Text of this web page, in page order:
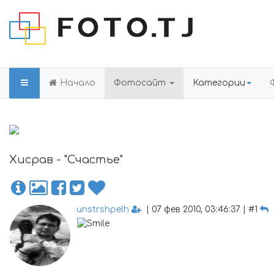
Начало Фотосайт Категории
Хисрав - "Счастье"
unstrshpelh | 07 фев 2010, 03:46:37 | #1